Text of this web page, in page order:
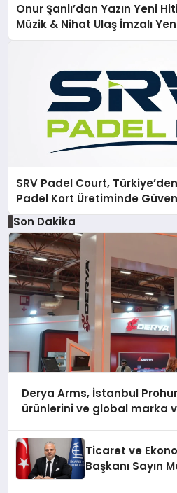
Onur Şanlı’dan Yazın Yeni
Müzik & Nihat Ulaş İmzalı
SRV Padel Court,
Padel Kort Üretiminde
Son Dakika
Derya Arms, İstanbul
ürünlerini ve global marka
Ticaret ve
Başkanı Sayın